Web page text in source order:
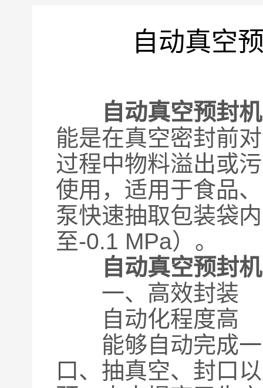
自动真空
自动真空预封机
能是在真空密封前
过程中物料溢出或
使用，适用于食品
泵快速抽取包装袋
至-0.1 MPa）。
自动真空预封机
一、高效封装
自动化程度高
能够自动完成一
口、抽真空、封口